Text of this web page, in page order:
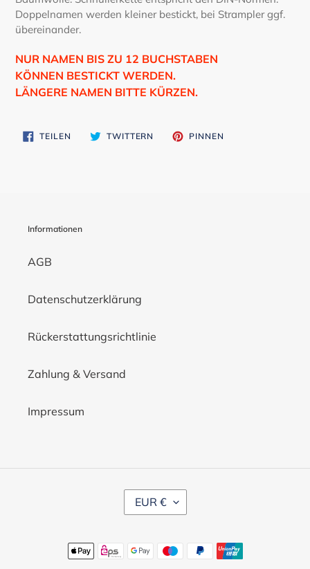
Doppelnamen werden kleiner bestickt, bei Strampler ggf.
übereinander.
NUR NAMEN BIS ZU 12 BUCHSTABEN
KÖNNEN BESTICKT WERDEN.
LÄNGERE NAMEN BITTE KÜRZEN.
TEILEN
FACEBOOK
TWITTERN AUF
TWITTER
PINNEN
Informationen
AGB
Datenschutzerklärung
Rückerstattungsrichtlinie
Zahlung & Versand
Impressum
W
H
N
G
EUR €
Zahlungsmethoden